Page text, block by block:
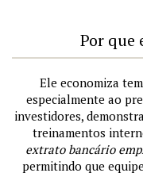
Por que
Ele economiza
especialmente ao
investidores,
treinamentos
extrato bancário
permitindo que